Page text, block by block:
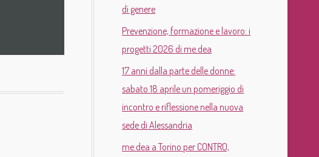
di genere
Prevenzione, formazione e lavoro: i
progetti 2026 di me.dea
17 anni dalla parte delle donne:
sabato 18 aprile un pomeriggio di
incontro e riflessione nella nuova
sede di Alessandria
me.dea a Torino per CONTRO,